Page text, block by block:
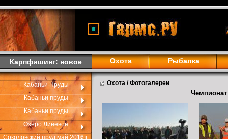
Карпфишинг: новое Охота Рыбалка
Кабаньи Пруды
Кабаньи пруды
Кабаньи пруды
Озеро Линевое
Соколовский пруд май 2016 г.
Охота / Фотогалереи
Чемпионат